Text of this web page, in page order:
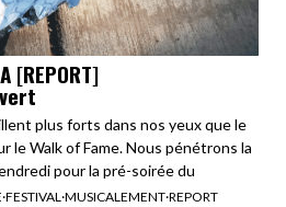
[REPORT]
plus forts dans nos yeux que le
le Walk of Fame. Nous pénétrons la
pour la pré-soirée du
·FESTIVAL·MUSICALEMENT·REPORT